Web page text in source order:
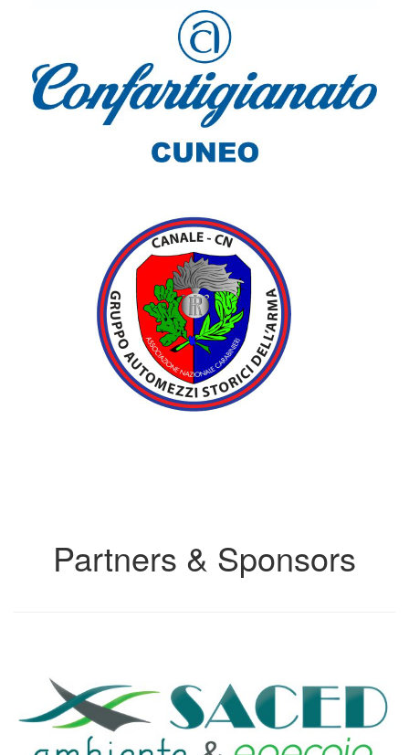
Partners & Sponsors